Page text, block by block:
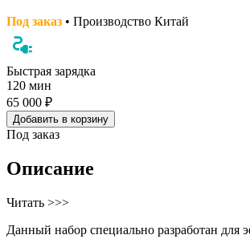
Под заказ • Производство Китай
Быстрая зарядка
120 мин
65 000 ₽
Добавить в корзину
Под заказ
Описание
Читать >>>
Данный набор специально разработан для